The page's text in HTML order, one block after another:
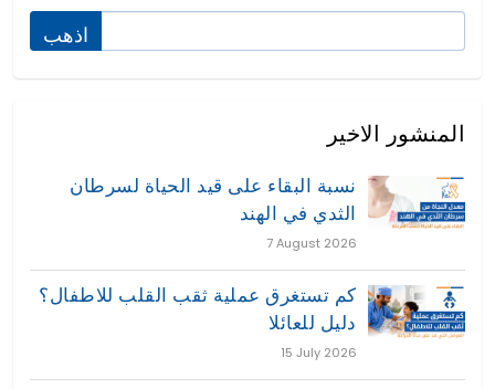
المنشور الاخير
نسبة البقاء على قيد الحياة لسرطان
الثدي في الهند
7 August 2026
كم تستغرق عملية ثقب القلب للاطفال؟
دليل للعائلا
15 July 2026